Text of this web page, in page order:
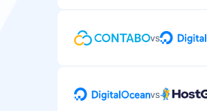
Телефонна
vs
vs